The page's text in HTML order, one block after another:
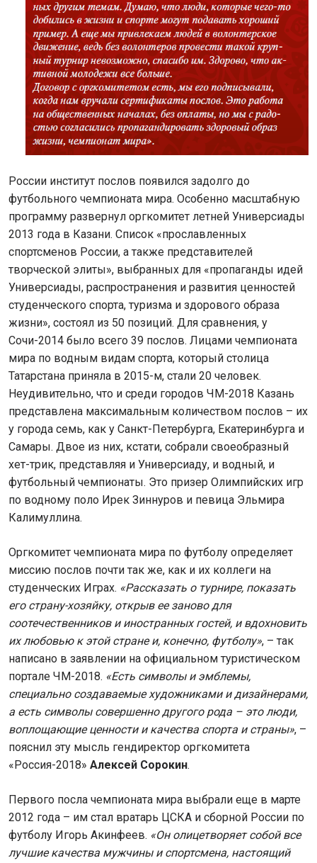
России институт послов появился задолго до
футбольного чемпионата мира. Особенно масштабную
программу развернул оргкомитет летней Универсиады
2013 года в Казани. Список «прославленных
спортсменов России, а также представителей
творческой элиты», выбранных для «пропаганды идей
Универсиады, распространения и развития ценностей
студенческого спорта, туризма и здорового образа
жизни», состоял из 50 позиций. Для сравнения, у
Сочи-2014 было всего 39 послов. Лицами чемпионата
мира по водным видам спорта, который столица
Татарстана приняла в 2015-м, стали 20 человек.
Неудивительно, что и среди городов ЧМ-2018 Казань
представлена максимальным количеством послов – их
у города семь, как у Санкт-Петербурга, Екатеринбурга и
Самары. Двое из них, кстати, собрали своеобразный
хет-трик, представляя и Универсиаду, и водный, и
футбольный чемпионаты. Это призер Олимпийских игр
по водному поло Ирек Зиннуров и певица Эльмира
Калимуллина.
Оргкомитет чемпионата мира по футболу определяет
миссию послов почти так же, как и их коллеги на
студенческих Играх. «Рассказать о турнире, показать
его страну-хозяйку, открыв ее заново для
соотечественников и иностранных гостей, и вдохновить
их любовью к этой стране и, конечно, футболу», – так
написано в заявлении на официальном туристическом
портале ЧМ-2018. «Есть символы и эмблемы,
специально создаваемые художниками и дизайнерами,
а есть символы совершенно другого рода – это люди,
воплощающие ценности и качества спорта и страны», –
пояснил эту мысль гендиректор оргкомитета
«Россия-2018» Алексей Сорокин.
Первого посла чемпионата мира выбрали еще в марте
2012 года – им стал вратарь ЦСКА и сборной России по
футболу Игорь Акинфеев. «Он олицетворяет собой все
лучшие качества мужчины и спортсмена, настоящий